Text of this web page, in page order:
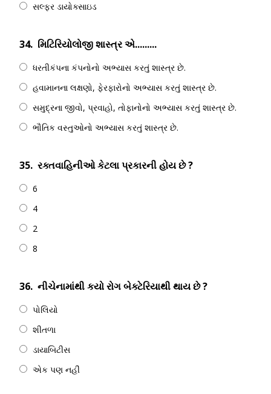
સલ્ફર ડાયોક્સાઇડ
34. મિટિરિયોલોજી શાસ્ત્ર એ.........
ધરતીકંપના કંપનોનો અભ્યાસ કરતું શાસ્ત્ર છે.
હવામાનના લક્ષણો, ફેરફારોનો અભ્યાસ કરતું શાસ્ત્ર છે.
સમુદ્રના જીવો, પ્રવાહો, તોફાનોનો અભ્યાસ કરતું શાસ્ત્ર છે.
ભૌતિક વસ્તુઓનો અભ્યાસ કરતું શાસ્ત્ર છે.
35. રક્તવાહિનીઓ કેટલા પ્રકારની હોય છે ?
6
4
2
8
36. નીચેનામાંથી કયો રોગ બેક્ટેરિયાથી થાય છે ?
પોલિયો
શીતળા
ડાયાબિટીસ
એક પણ નહીં